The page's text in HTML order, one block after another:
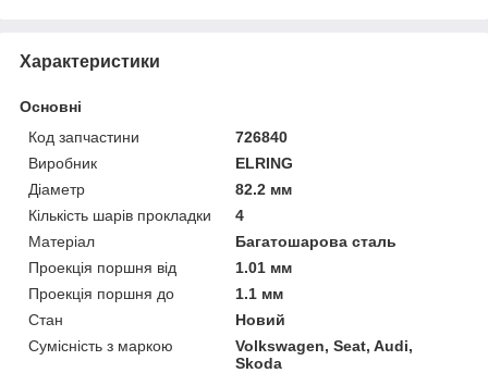
Характеристики
Основні
Код запчастини
726840
Виробник
ELRING
Діаметр
82.2 мм
Кількість шарів прокладки
4
Матеріал
Багатошарова сталь
Проекція поршня від
1.01 мм
Проекція поршня до
1.1 мм
Стан
Новий
Сумісність з маркою
Volkswagen, Seat, Audi,
Skoda